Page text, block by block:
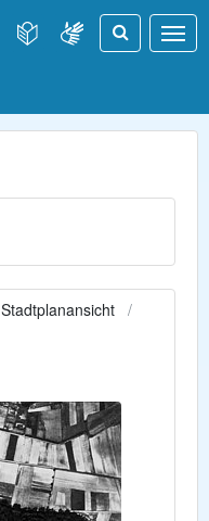
Stadtplanansicht